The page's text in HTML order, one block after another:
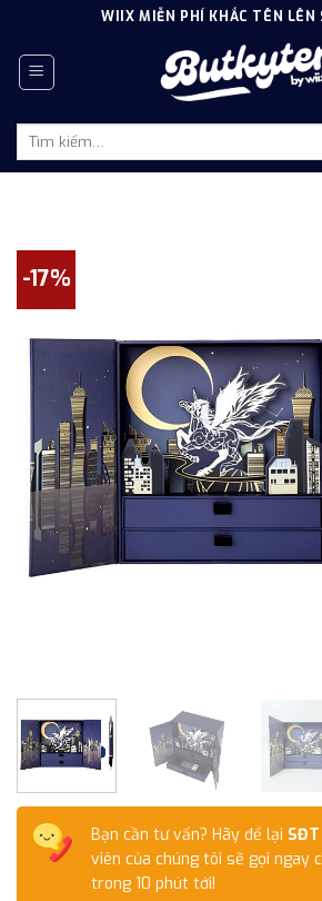
content
WIIX MIỄN PHÍ KHẮC TÊN LÊN
Tìm
-17%
Bạn cần tư vấn? Hãy để lại
viên của chúng tôi sẽ gọi ngay
trong 10 phút tới!